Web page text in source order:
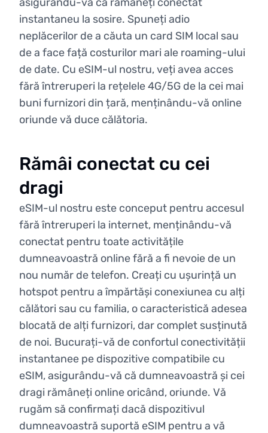
instantaneu la sosire. Spuneți adio
neplăcerilor de a căuta un card SIM local sau
de a face față costurilor mari ale roaming-ului
de date. Cu eSIM-ul nostru, veți avea acces
fără întreruperi la rețelele 4G/5G de la cei mai
buni furnizori din țară, menținându-vă online
oriunde vă duce călătoria.
Rămâi conectat cu cei
dragi
eSIM-ul nostru este conceput pentru accesul
fără întreruperi la internet, menținându-vă
conectat pentru toate activitățile
dumneavoastră online fără a fi nevoie de un
nou număr de telefon. Creați cu ușurință un
hotspot pentru a împărtăși conexiunea cu alți
călători sau cu familia, o caracteristică adesea
blocată de alți furnizori, dar complet susținută
de noi. Bucurați-vă de confortul conectivității
instantanee pe dispozitive compatibile cu
eSIM, asigurându-vă că dumneavoastră și cei
dragi rămâneți online oricând, oriunde. Vă
rugăm să confirmați dacă dispozitivul
dumneavoastră suportă eSIM pentru a vă